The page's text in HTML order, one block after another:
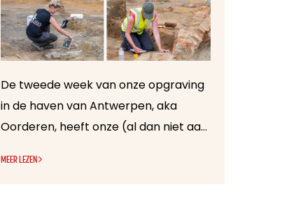
De tweede week van onze opgraving
in de haven van Antwerpen, aka
Oorderen, heeft onze (al dan niet aanwezige) spierballen serieus op de proef gesteld 💪. Het openliggende vlak in werkputten 1 en 5, waarin verschillende muur -en vloerresten tevoorschijn kwamen, zijn volledig met het vertrouwde truweeltje manueel opgeschoond en vrijgelegd. Het nodig krabwerk leverde bijgevolg prachtige resultaten op! Niet alleen zijn de onderlinge verbanden van de muurresten verduidelijkt, ook is een kelder met ingeklapte gewelven blootgelegd. Ook al was het een serieus karwei, het gevoel van voldoening om alles zo proper en duidelijk te zien overheerste op onze krakende knieën en zweetdruppels.
MEER LEZEN